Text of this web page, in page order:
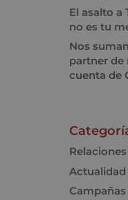
El asalto a
no es tu
Nos
partner de
cuenta de
Actualidad
Campañas